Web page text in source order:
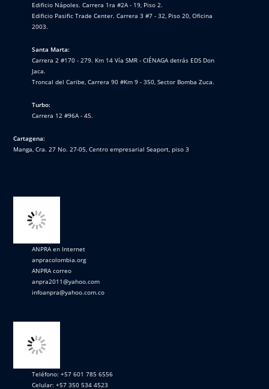
Edificio Nápoles. Carrera 1ra #2A - 19, Piso 2.
Edificio Pasific Trade Center. Carrera 3 #7 - 32, Piso 20, Oficina
2003.
Santa Marta:
Carrera 2 #170 - 279. Km 14 Vía SMR - CIÉNAGA detrás EDS Don
Jaca.
Troncal del Caribe, Carrera 90 #Km 9 - 350, Sector Bomba Zuca.
Turbo:
Carrera 12 #96A - 45.
Cartagena:
Manga, Cra. 27 No. 27-05, Centro empresarial Seaport, piso 3
ANPRA en Internet
anpracolombia.org
ANPRA correo
anpra2011@yahoo.com
infoanpra@yahoo.com.co
Teléfono: +57 601 785 6556
Celular: +57 350 534 4523